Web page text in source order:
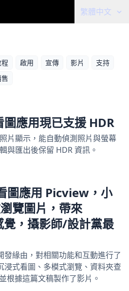
繁體中文
啟用 宣傳 影片
支持
應用現已支援 HDR
片顯示，能自動偵測照片與螢幕
與匯出後保留 HDR 資訊。
圖應用 Picview，小
覽圖片，帶來
，攝影師/設計黨最
緣由，對相關功能和互動進行了
浸式看圖、多模式瀏覽、資料夾查
根據這篇文稿製作了影片。